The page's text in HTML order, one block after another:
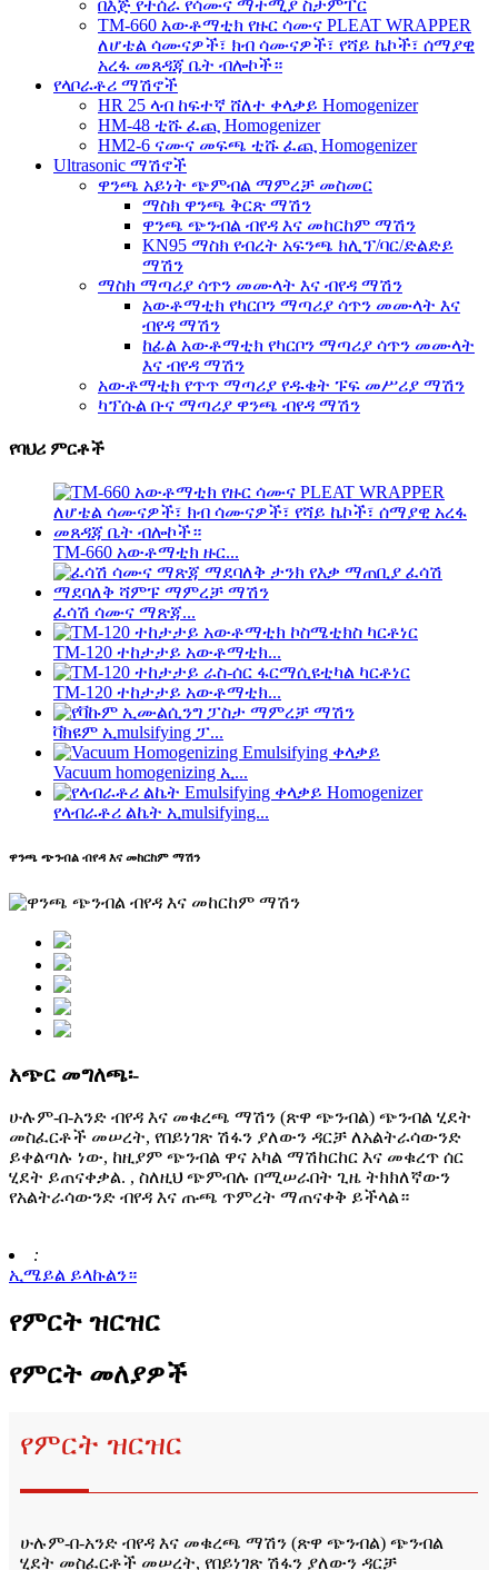
በእጅ የተሰራ የሳሙና ማተሚያ ስታምፐር
TM-660 አውቶማቲክ የዙር ሳሙና PLEAT WRAPPER
ለሆቴል ሳሙናዎች፣ ክብ ሳሙናዎች፣ የሻይ ኬኮች፣ ሰማያዊ
አረፋ መጸዳጃ ቤት ብሎኮች።
የላቦራቶሪ ማሽኖች
HR 25 ላብ ከፍተኛ ሸለተ ቀላቃይ Homogenizer
HM-48 ቲሹ ፈጪ Homogenizer
HM2-6 ናሙና መፍጫ ቲሹ ፈጪ Homogenizer
Ultrasonic ማሽኖች
ዋንጫ አይነት ጭምብል ማምረቻ መስመር
ማስክ ዋንጫ ቅርጽ ማሽን
ዋንጫ ጭንብል ብየዳ እና መከርከም ማሽን
KN95 ማስክ የብረት አፍንጫ ክሊፕ/ባር/ድልድይ
ማሽን
ማስክ ማጣሪያ ሳጥን መሙላት እና ብየዳ ማሽን
አውቶማቲክ የካርቦን ማጣሪያ ሳጥን መሙላት እና
ብየዳ ማሽን
ከፊል አውቶማቲክ የካርቦን ማጣሪያ ሳጥን መሙላት
እና ብየዳ ማሽን
አውቶማቲክ የጥጥ ማጣሪያ የዱቄት ፑፍ መሥሪያ ማሽን
ካፕሱል ቡና ማጣሪያ ዋንጫ ብየዳ ማሽን
የባህሪ ምርቶች
TM-660 አውቶማቲክ ዙር...
ፈሳሽ ሳሙና ማጽጃ...
TM-120 ተከታታይ አውቶማቲክ...
TM-120 ተከታታይ አውቶማቲክ...
ቫክዩም ኢmulsifying ፓ...
Vacuum homogenizing ኢ...
የላብራቶሪ ልኬት ኢmulsifying...
ዋንጫ ጭንብል ብየዳ እና መከርከም ማሽን
አጭር መግለጫ፡-
ሁሉም-በ-አንድ ብየዳ እና መቁረጫ ማሽን (ጽዋ ጭንብል) ጭንብል ሂደት
መስፈርቶች መሠረት, የበይነገጽ ሽፋን ያለውን ዳርቻ ለአልትራሳውንድ
ይቀልጣሉ ነው, ከዚያም ጭንብል ዋና አካል ማሽከርከር እና መቁረጥ ሰር
ሂደት ይጠናቀቃል. , ስለዚህ ጭምብሉ በሚሠራበት ጊዜ ትክክለኛውን
የአልትራሳውንድ ብየዳ እና ጡጫ ጥምረት ማጠናቀቅ ይችላል።
:
ኢሜይል ይላኩልን።
የምርት ዝርዝር
የምርት መለያዎች
የምርት ዝርዝር
ሁሉም-በ-አንድ ብየዳ እና መቁረጫ ማሽን (ጽዋ ጭንብል) ጭንብል
ሂደት መስፈርቶች መሠረት, የበይነገጽ ሽፋን ያለውን ዳርቻ